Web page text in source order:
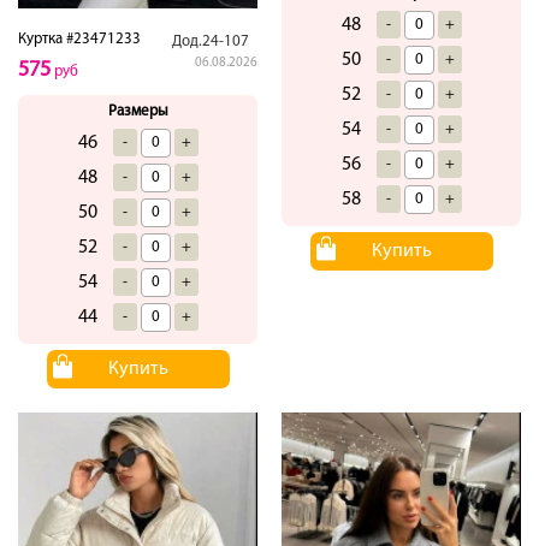
Куртка #23471233 Дод.24-107
06.08.2026
575 руб
Размеры
46 - +
48 - +
50 - +
52 - +
54 - +
44 - +
Купить
48 - +
50 - +
52 - +
54 - +
56 - +
58 - +
Купить